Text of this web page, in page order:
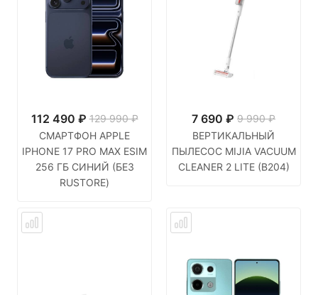
112 490 ₽ 129 990 ₽
СМАРТФОН APPLE
IPHONE 17 PRO MAX ESIM
256 ГБ СИНИЙ (БЕЗ
RUSTORE)
7 690 ₽ 9 990 ₽
ВЕРТИКАЛЬНЫЙ
ПЫЛЕСОС MIJIA VACUUM
CLEANER 2 LITE (B204)